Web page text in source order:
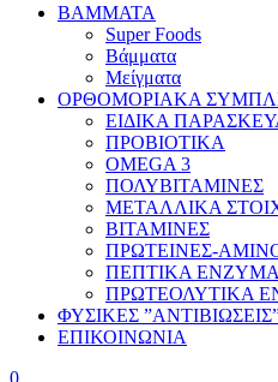
BAMMATA
Super Foods
Βάμματα
Μείγματα
ΟΡΘΟΜΟΡΙΑΚΑ
ΕΙΔΙΚΑ
ΠΡΟΒΙΟΤΙΚΑ
OMEGA 3
ΠΟΛΥΒΙΤΑΜΙΝΕΣ
ΜΕΤΑΛΛΙΚΑ
ΒΙΤΑΜΙΝΕΣ
ΠΡΩΤΕΙΝΕΣ-
ΠΕΠΤΙΚΑ ΕΝΖΥΜΑ
ΠΡΩΤΕΟΛΥΤΙΚΑ
ΦΥΣΙΚΕΣ
ΕΠΙΚΟΙΝΩΝΙΑ
0